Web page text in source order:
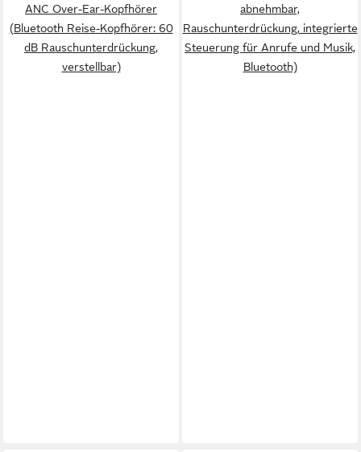
ANC Over-Ear-Kopfhörer
(Bluetooth Reise-Kopfhörer: 60
dB Rauschunterdrückung,
verstellbar)
abnehmbar,
Rauschunterdrückung, integrierte
Steuerung für Anrufe und Musik,
Bluetooth)